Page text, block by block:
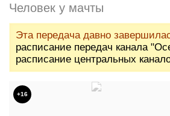
Человек у мачты
Эта передача давно
расписание передач канала
расписание центральных
+16